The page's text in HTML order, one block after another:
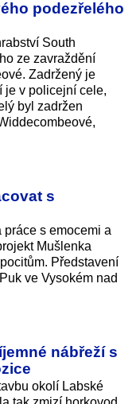
podezřelého
South
ze zavraždění
Zadržený je
je v policejní cele,
byl zadržen
s
s emocemi a
Mušlenka
Představení
ve Vysokém nad
nábřeží s
okolí Labské